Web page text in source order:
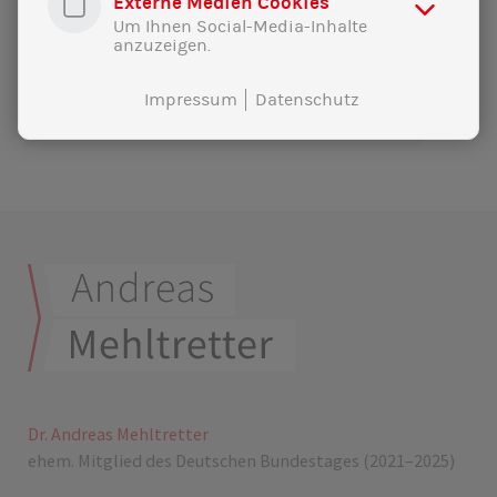
Pressemitteilung als pdf-Datei
Dr. Andreas Mehltretter
ehem. Mitglied des Deutschen Bundestages (2021–2025)
Um Ihnen Social-Media-Inhalte
anzuzeigen.
Impressum Datenschutz